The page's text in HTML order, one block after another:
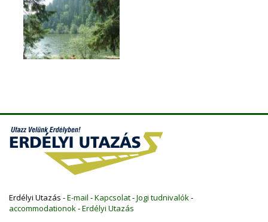
Erdélyi Utazás -E-mail -Kapcsolat-Jogi tudnivalók-
accommodationok-Erdélyi Utazás